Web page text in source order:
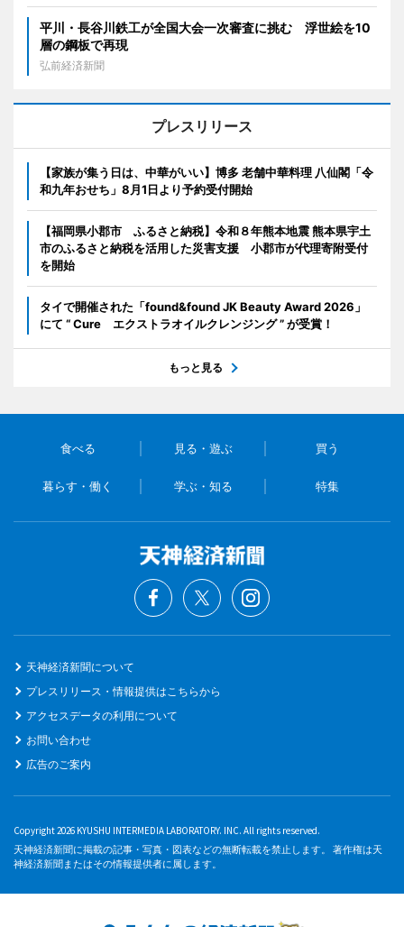
平川・長谷川鉄工が全国大会一次審査に挑む 浮世絵を10
層の鋼板で再現
弘前経済新聞
プレスリリース
【家族が集う日は、中華がいい】博多 老舗中華料理 八仙閣「令
和九年おせち」8月1日より予約受付開始
【福岡県小郡市 ふるさと納税】令和８年熊本地震 熊本県宇土
市のふるさと納税を活用した災害支援 小郡市が代理寄附受付
を開始
タイで開催された「found&found JK Beauty Award 2026」
にて “ Cure エクストラオイルクレンジング ” が受賞！
もっと見る
食べる 見る・遊ぶ 買う
暮らす・働く 学ぶ・知る 特集
天神経済新聞について
プレスリリース・情報提供はこちらから
アクセスデータの利用について
お問い合わせ
広告のご案内
Copyright 2026 KYUSHU INTERMEDIA LABORATORY. INC. All rights reserved.
天神経済新聞に掲載の記事・写真・図表などの無断転載を禁止します。 著作権は天
神経済新聞またはその情報提供者に属します。